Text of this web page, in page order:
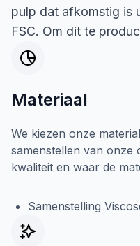
pulp dat afkomstig is
FSC. Om dit te
Materiaal
We kiezen onze
samenstellen van onze
kwaliteit en waar de
Samenstelling